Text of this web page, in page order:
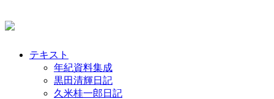
テキスト
年紀資料集成
黒田清輝日記
久米桂一郎日記